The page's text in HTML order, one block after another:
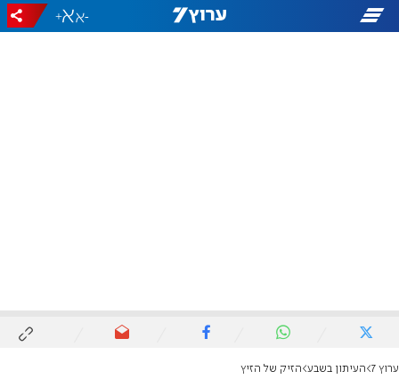
-
+
ערוץ 7 העיתון בשבע הזיק של הזיץ